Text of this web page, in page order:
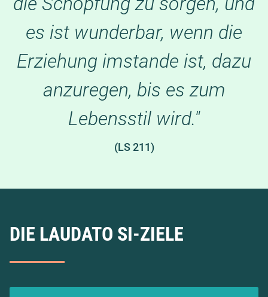
es ist wunderbar, wenn die
Erziehung imstande ist, dazu
anzuregen, bis es zum
Lebensstil wird."
(LS 211)
DIE LAUDATO SI-ZIELE